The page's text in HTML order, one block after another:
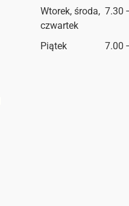
Wtorek, środa,
czwartek
7.30
Piątek 7.00